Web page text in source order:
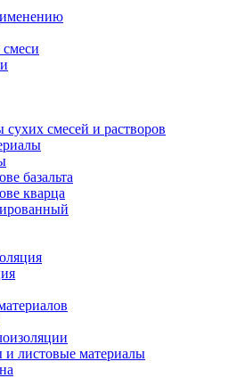
смесей и растворов
базальта
кварца
и листовые материалы